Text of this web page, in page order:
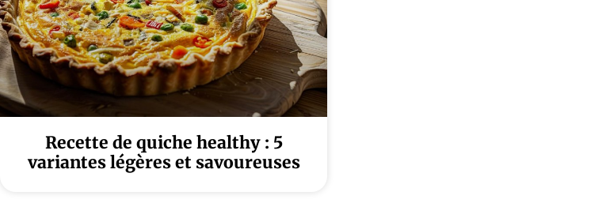
Recette de quiche healthy : 5
variantes légères et savoureuses